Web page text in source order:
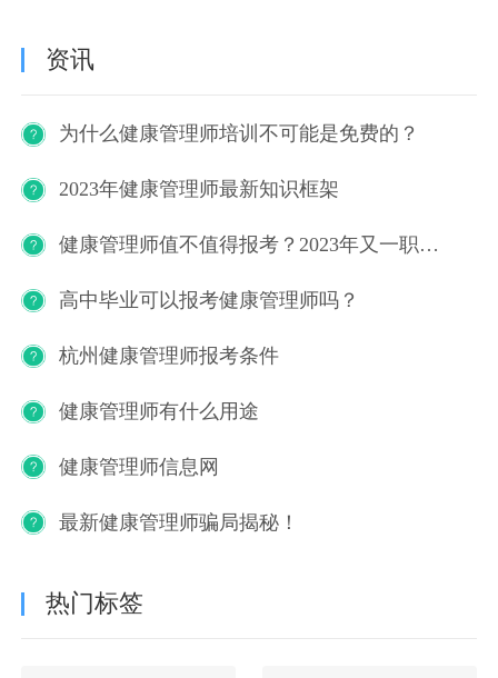
资讯
为什么健康管理师培训不可能是免费的？
2023年健康管理师最新知识框架
健康管理师值不值得报考？2023年又一职业技能等级证书重磅人才政策发布！
高中毕业可以报考健康管理师吗？
杭州健康管理师报考条件
健康管理师有什么用途
健康管理师信息网
最新健康管理师骗局揭秘！
热门标签